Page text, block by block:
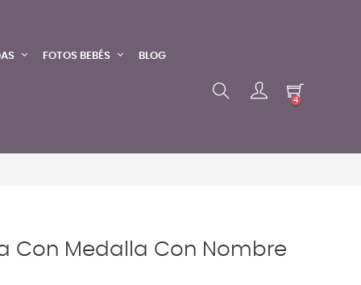
FOTOS BEBÉS BLOG
4
Con Medalla Con Nombre